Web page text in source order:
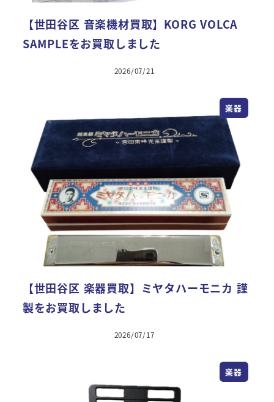
【世田谷区 音楽機材買取】KORG VOLCA
SAMPLEをお買取しました
2026/07/21
楽器
【世田谷区 楽器買取】ミヤタハーモニカ 謹
製をお買取しました
2026/07/17
楽器